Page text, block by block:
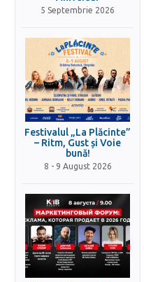
5 Septembrie 2026
Festivalul „La Plăcinte”
– Ritm, Gust și Voie
bună!
8 - 9 August 2026